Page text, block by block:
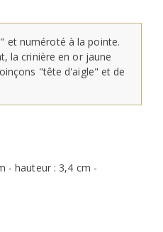
et numéroté à la pointe.
la crinière en or jaune
"tête d'aigle" et de
- hauteur : 3,4 cm -